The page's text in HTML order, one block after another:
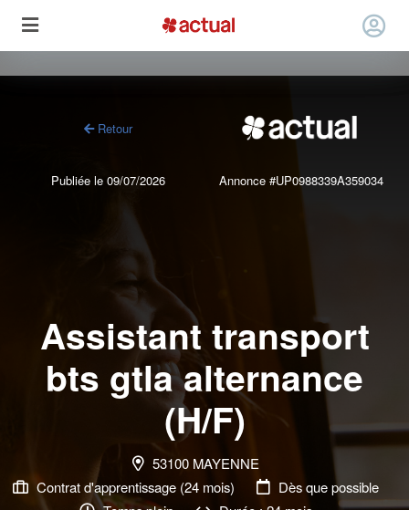
Retour
Publiée le 09/07/2026 Annonce #UP0988339A359034
Assistant transport
bts gtla alternance
(H/F)
53100 MAYENNE
Contrat d'apprentissage (24 mois)
Dès que possible